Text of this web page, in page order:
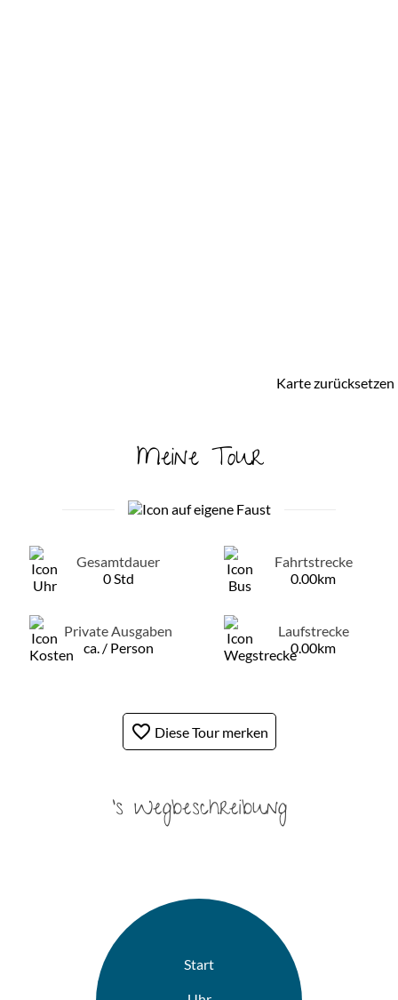
Karte zurücksetzen
Meine Tour
Gesamtdauer
0 Std
Fahrtstrecke
0.00km
Private Ausgaben
ca. / Person
Laufstrecke
0.00km
favorite_border Diese Tour merken
's Wegbeschreibung
Start